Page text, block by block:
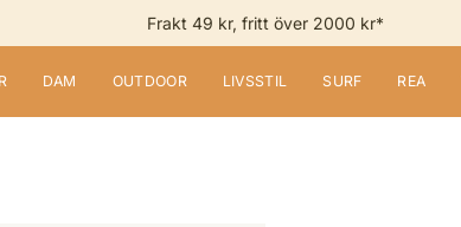
Frakt 49 kr, fritt över 2000 kr*
DAM OUTDOOR LIVSSTIL SURF REA